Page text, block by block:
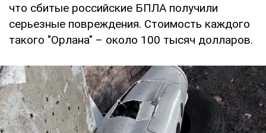
что сбитые российские БПЛА получили
серьезные повреждения. Стоимость каждого
такого "Орлана" – около 100 тысяч долларов.